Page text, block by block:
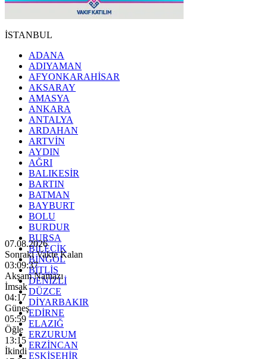
İSTANBUL
ADANA
ADIYAMAN
AFYONKARAHİSAR
AKSARAY
AMASYA
ANKARA
ANTALYA
ARDAHAN
ARTVİN
AYDIN
AĞRI
BALIKESİR
BARTIN
BATMAN
BAYBURT
BOLU
BURDUR
BURSA
BİLECİK
BİNGÖL
BİTLİS
DENİZLİ
DÜZCE
DİYARBAKIR
EDİRNE
ELAZIĞ
ERZURUM
ERZİNCAN
ESKİŞEHİR
07.08.2026
Sonraki Vakte Kalan
03:09:35
Akşam Namazı
İmsak
04:17
Güneş
05:59
Öğle
13:15
İkindi